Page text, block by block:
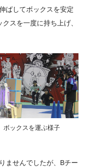
ばしてボックスを安定
スを一度に持ち上げ、
ボックスを運ぶ様子
ませんでしたが、Bチー